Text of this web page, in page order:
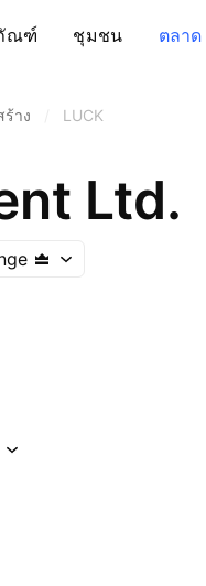
ณฑ์ ชุมชน ตลาด
าง LUCK
Ltd.